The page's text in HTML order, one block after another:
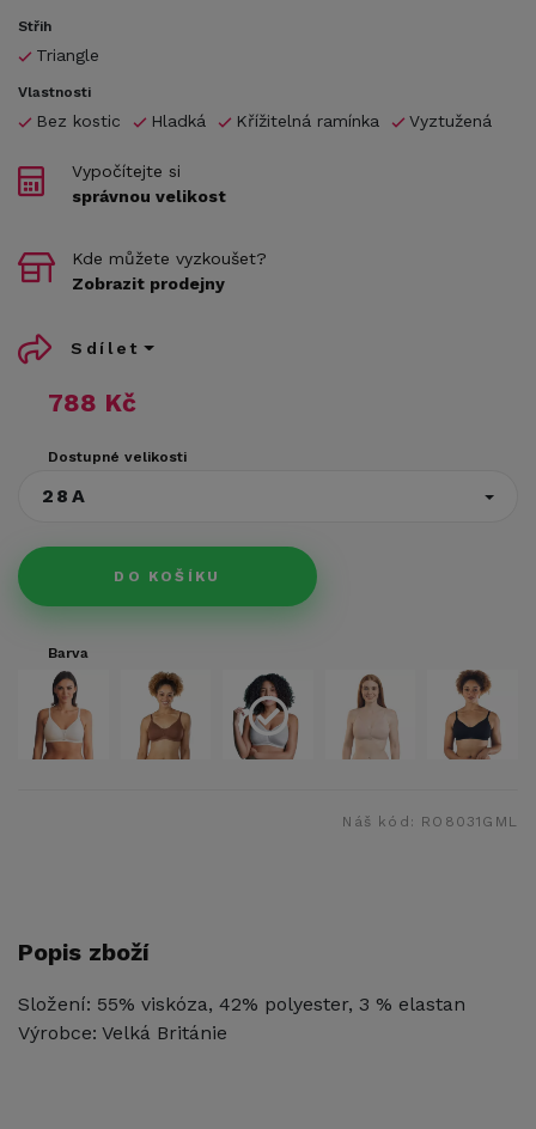
Střih
Triangle
Vlastnosti
Bez kostic Hladká Křížitelná ramínka Vyztužená
788 Kč
Dostupné velikosti
28A
DO KOŠÍKU
Vypočítejte si
správnou velikost
Kde můžete vyzkoušet?
Zobrazit prodejny
Sdílet
Barva
Náš kód: RO8031GML
Popis zboží
Složení: 55% viskóza, 42% polyester, 3 % elastan
Výrobce: Velká Británie